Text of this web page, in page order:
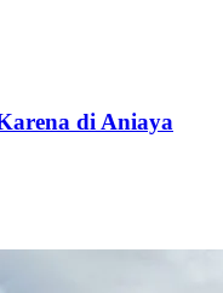
di Aniaya